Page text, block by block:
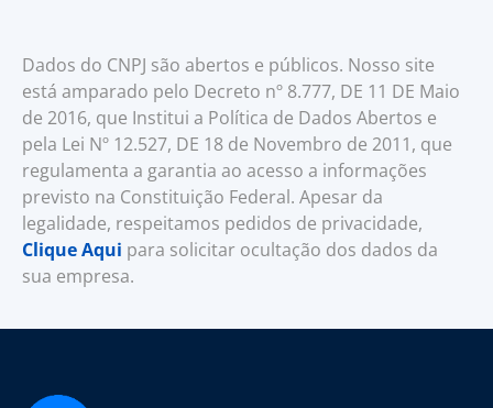
Dados do CNPJ são abertos e públicos. Nosso site
está amparado pelo Decreto nº 8.777, DE 11 DE Maio
de 2016, que Institui a Política de Dados Abertos e
pela Lei Nº 12.527, DE 18 de Novembro de 2011, que
regulamenta a garantia ao acesso a informações
previsto na Constituição Federal. Apesar da
legalidade, respeitamos pedidos de privacidade,
Clique Aqui para solicitar ocultação dos dados da
sua empresa.